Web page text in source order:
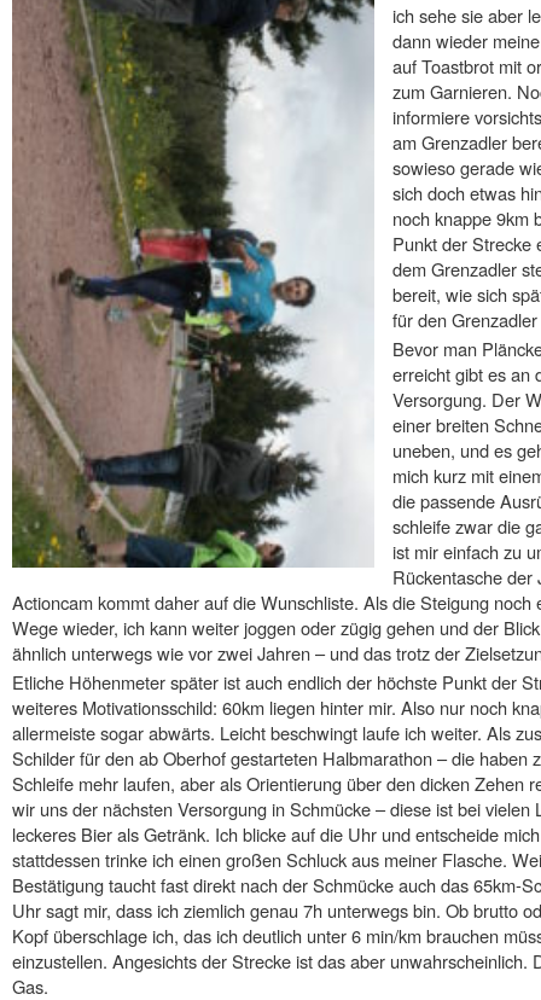
ich sehe sie aber
dann wieder
auf Toastbrot mit
zum Garnieren.
informiere
am Grenzadler
sowieso gerade
sich doch etwas
noch knappe 9km
Punkt der Strecke
dem Grenzadler
bereit, wie sich
für den
Bevor man
erreicht gibt es an
Versorgung. Der
einer breiten
uneben, und es
mich kurz mit
die passende
schleife zwar die
ist mir einfach zu
Rückentasche der
Actioncam kommt daher auf die Wunschliste. Als die Steigung
Wege wieder, ich kann weiter joggen oder zügig gehen und der
ähnlich unterwegs wie vor zwei Jahren – und das trotz der
Etliche Höhenmeter später ist auch endlich der höchste Punkt der
weiteres Motivationsschild: 60km liegen hinter mir. Also nur noch
allermeiste sogar abwärts. Leicht beschwingt laufe ich weiter. Als
Schilder für den ab Oberhof gestarteten Halbmarathon – die haben
Schleife mehr laufen, aber als Orientierung über den dicken Zehen
wir uns der nächsten Versorgung in Schmücke – diese ist bei
leckeres Bier als Getränk. Ich blicke auf die Uhr und entscheide
stattdessen trinke ich einen großen Schluck aus meiner Flasche.
Bestätigung taucht fast direkt nach der Schmücke auch das 65km-
Uhr sagt mir, dass ich ziemlich genau 7h unterwegs bin. Ob brutto
Kopf überschlage ich, das ich deutlich unter 6 min/km brauchen
einzustellen. Angesichts der Strecke ist das aber unwahrscheinlich.
Gas.